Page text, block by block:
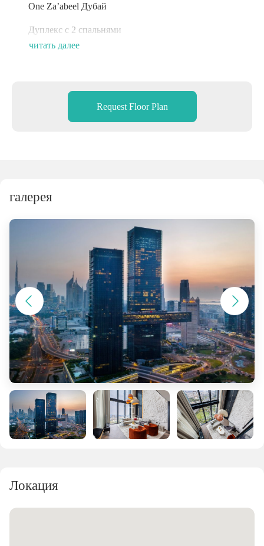
One Za’abeel Дубай
Дуплекс с 2 спальнями
Парк Забиль и вид на море
читать далее
Request Floor Plan
Локация
галерея